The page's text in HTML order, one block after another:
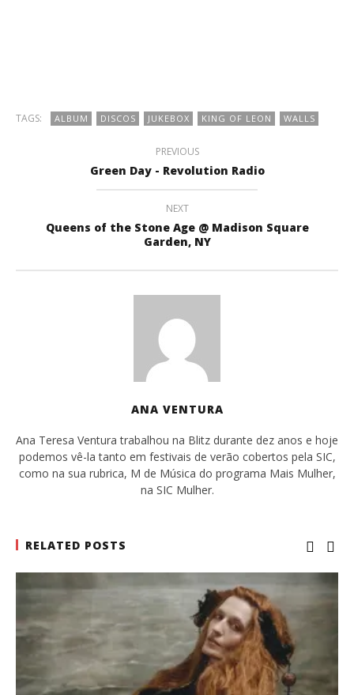
TAGS: ALBUM DISCOS JUKEBOX KING OF LEON WALLS
PREVIOUS
Green Day - Revolution Radio
NEXT
Queens of the Stone Age @ Madison Square
Garden, NY
ANA VENTURA
Ana Teresa Ventura trabalhou na Blitz durante dez anos e hoje
podemos vê-la tanto em festivais de verão cobertos pela SIC,
como na sua rubrica, M de Música do programa Mais Mulher,
na SIC Mulher.
RELATED POSTS